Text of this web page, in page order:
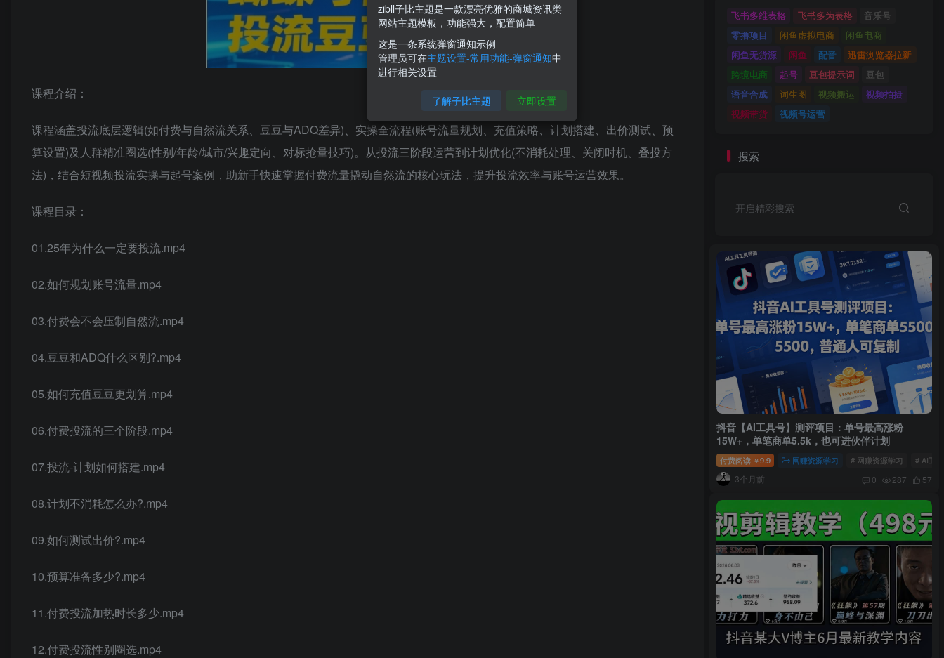
课程介绍：
课程涵盖投流底层逻辑(如付费与自然流关系、豆豆与ADQ差异)、实操全流程(账号流量规划、充值策略、计划搭建、出价测试、预
算设置)及人群精准圈选(性别/年龄/城市/兴趣定向、对标抢量技巧)。从投流三阶段运营到计划优化(不消耗处理、关闭时机、叠投方
法)，结合短视频投流实操与起号案例，助新手快速掌握付费流量撬动自然流的核心玩法，提升投流效率与账号运营效果。
课程目录：
01.25年为什么一定要投流.mp4
02.如何规划账号流量.mp4
03.付费会不会压制自然流.mp4
04.豆豆和ADQ什么区别?.mp4
05.如何充值豆豆更划算.mp4
06.付费投流的三个阶段.mp4
07.投流-计划如何搭建.mp4
08.计划不消耗怎么办?.mp4
09.如何测试出价?.mp4
10.预算准备多少?.mp4
11.付费投流加热时长多少.mp4
12.付费投流性别圈选.mp4
飞书多维表格 飞书多为表格
音乐号
零撸项目
闲鱼虚拟电商
闲鱼电商
闲鱼无货源
闲鱼 配音
迅雷浏览器拉新
跨境电商
起号 豆包提示词
豆包
语音合成
词生图 视频搬运
视频拍摄
视频带货
视频号运营
搜索
开启精彩搜索
抖音【AI工具号】测评项目：单号最高涨粉
15W+，单笔商单5.5k，也可进伙伴计划
付费阅读 ￥9.9 网赚资源学习 # 网赚资源学习 # AI工
3个月前 0 287 57
zibll子比主题是一款漂亮优雅的商城资讯类
网站主题模板，功能强大，配置简单
这是一条系统弹窗通知示例
管理员可在主题设置-常用功能-弹窗通知中
进行相关设置
了解子比主题 立即设置